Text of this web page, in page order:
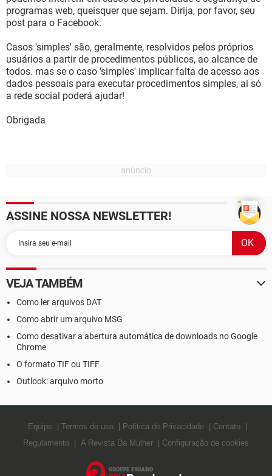
programas web, queisquer que sejam. Dirija, por favor, seu
post para o Facebook.
Casos 'simples' são, geralmente, resolvidos pelos próprios
usuários a partir de procedimentos públicos, ao alcance de
todos. mas se o caso 'simples' implicar falta de acesso aos
dados pessoais para executar procedimentos simples, ai só
a rede social poderá ajudar!
Obrigada
ASSINE NOSSA NEWSLETTER!
VEJA TAMBÉM
Como ler arquivos DAT
Como abrir um arquivo MSG
Como desativar a abertura automática de downloads no Google
Chrome
O formato TIF ou TIFF
Outlook: arquivo morto
Equipe Termos de uso Política de Privacidade
Contato
Regulamento
A Revista Da Mulher Configuração de cookies